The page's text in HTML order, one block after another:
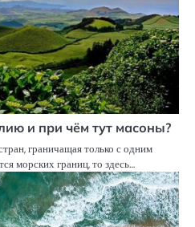
и при чём тут масоны?
граничащая только с одним
морских границ, то здесь…